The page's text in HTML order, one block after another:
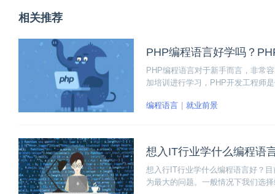
相关推荐
PHP编程语言好学吗？
PHP编程语言对于新手而言，非常
加培训进行学习，PHP开发工程师
力了。
编程语言 就业前景
想入IT行业学什么编程语
想入行IT行业学什么编程语言好？
为最大的问题。一般情况下我们选